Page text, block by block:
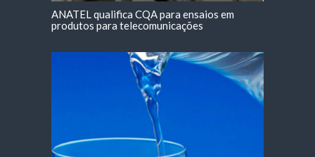
ANATEL qualifica CQA para ensaios em
produtos para telecomunicações